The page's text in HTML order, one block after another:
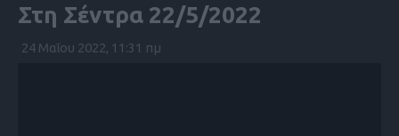
ΑΓΩΝ
Στη Σέντρα 22/5/2022
24 Μαΐου 2022, 11:31 πμ